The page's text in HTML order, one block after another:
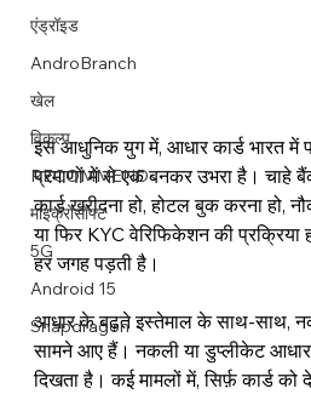
एंड्रॉइड
AndroBranch
खेल
विकल्प
RECOMMEND
माइक्रोसॉफ्ट
5G
Android 15
Snapdragon
इस आधुनिक युग में, आधार कार्ड भारत में
प्रमाणों में से एक बनकर उभरा है। चाहे
कार्ड खरीदना हो, होटल बुक करना हो,
या फिर KYC वेरिफिकेशन की
हर जगह पड़ती है।
आधार के बढ़ते इस्तेमाल के साथ-साथ,
सामने आए हैं। नकली या डुप्लीकेट आधार
दिखता है। कई मामलों में, सिर्फ़ कार्ड